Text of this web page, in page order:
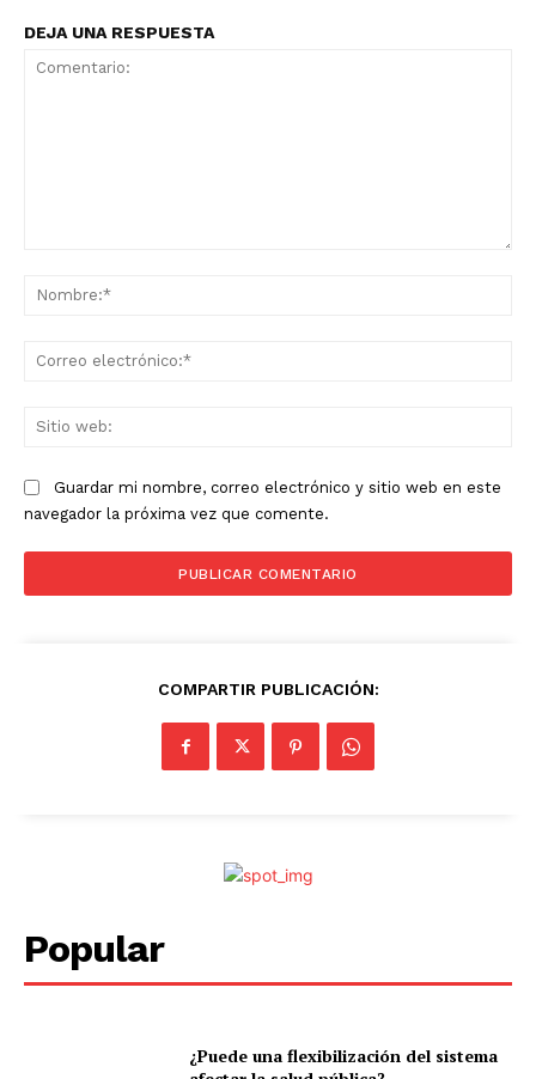
DEJA UNA RESPUESTA
Guardar mi nombre, correo electrónico y sitio web en este
navegador la próxima vez que comente.
COMPARTIR PUBLICACIÓN:
Popular
¿Puede una flexibilización del sistema